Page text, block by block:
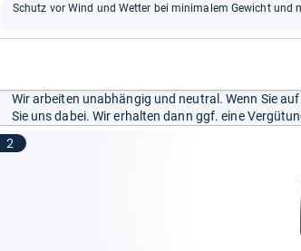
Schutz vor Wind und Wet­ter bei mini­ma­lem Gewicht und
Wir arbeiten unabhängig und neutral. Wenn Sie
Sie uns dabei. Wir erhalten dann ggf. eine
2